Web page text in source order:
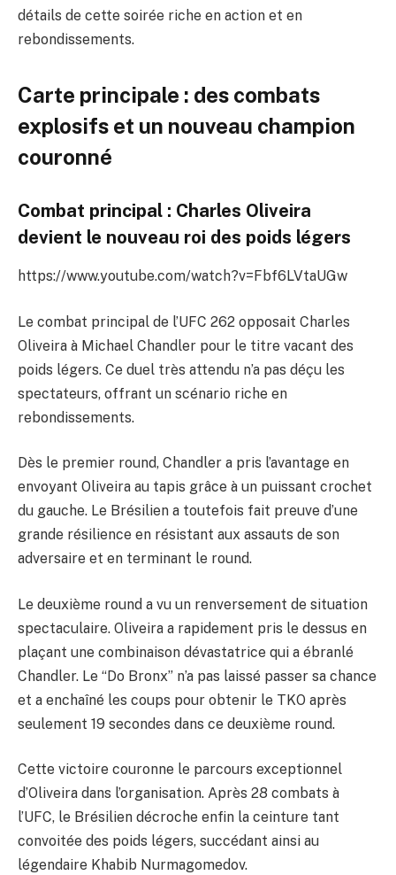
détails de cette soirée riche en action et en
rebondissements.
Carte principale : des combats
explosifs et un nouveau champion
couronné
Combat principal : Charles Oliveira
devient le nouveau roi des poids légers
https://www.youtube.com/watch?v=Fbf6LVtaUGw
Le combat principal de l’UFC 262 opposait Charles
Oliveira à Michael Chandler pour le titre vacant des
poids légers. Ce duel très attendu n’a pas déçu les
spectateurs, offrant un scénario riche en
rebondissements.
Dès le premier round, Chandler a pris l’avantage en
envoyant Oliveira au tapis grâce à un puissant crochet
du gauche. Le Brésilien a toutefois fait preuve d’une
grande résilience en résistant aux assauts de son
adversaire et en terminant le round.
Le deuxième round a vu un renversement de situation
spectaculaire. Oliveira a rapidement pris le dessus en
plaçant une combinaison dévastatrice qui a ébranlé
Chandler. Le “Do Bronx” n’a pas laissé passer sa chance
et a enchaîné les coups pour obtenir le TKO après
seulement 19 secondes dans ce deuxième round.
Cette victoire couronne le parcours exceptionnel
d’Oliveira dans l’organisation. Après 28 combats à
l’UFC, le Brésilien décroche enfin la ceinture tant
convoitée des poids légers, succédant ainsi au
légendaire Khabib Nurmagomedov.